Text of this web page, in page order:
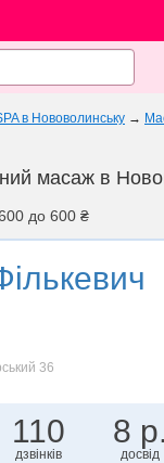
в Нововолинську →
масаж в
до 600 ₴
36
110
дзвінків
8 р.
досвід